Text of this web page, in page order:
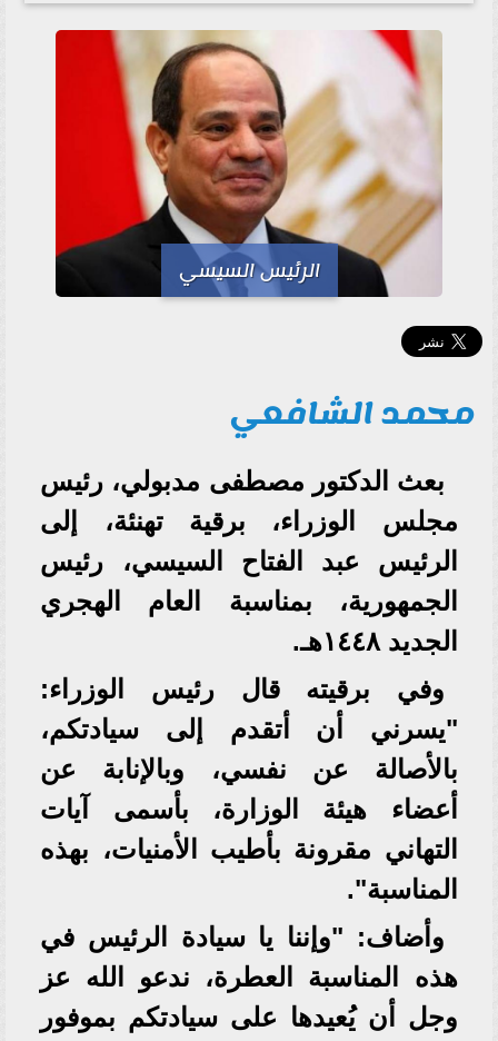
الرئيس السيسي
محمد الشافعي
بعث الدكتور مصطفى مدبولي، رئيس
مجلس الوزراء، برقية تهنئة، إلى
الرئيس عبد الفتاح السيسي، رئيس
الجمهورية، بمناسبة العام الهجري
الجديد ١٤٤٨هـ.
وفي برقيته قال رئيس الوزراء:
"يسرني أن أتقدم إلى سيادتكم،
بالأصالة عن نفسي، وبالإنابة عن
أعضاء هيئة الوزارة، بأسمى آيات
التهاني مقرونة بأطيب الأمنيات، بهذه
المناسبة".
وأضاف: "وإننا يا سيادة الرئيس في
هذه المناسبة العطرة، ندعو الله عز
وجل أن يُعيدها على سيادتكم بموفور